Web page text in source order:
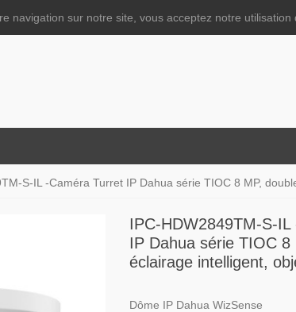
S-IL -Caméra Turret IP Dahua série TIOC 8 MP,
IPC-HDW2849TM-S-
IP Dahua série TIOC 8
éclairage intelligent,
Dôme IP Dahua WizSense
navigation sur notre site, vous acceptez notre utilisation